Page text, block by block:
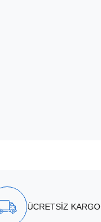
ÜCRETSİZ KARGO